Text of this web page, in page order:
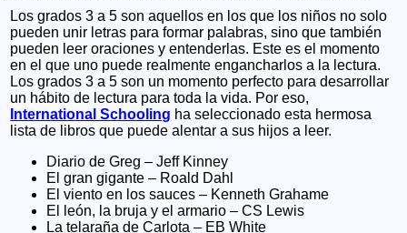
Los grados 3 a 5 son aquellos en los que los niños no solo
pueden unir letras para formar palabras, sino que también
pueden leer oraciones y entenderlas. Este es el momento
en el que uno puede realmente engancharlos a la lectura.
Los grados 3 a 5 son un momento perfecto para desarrollar
un hábito de lectura para toda la vida. Por eso,
International Schooling ha seleccionado esta hermosa
lista de libros que puede alentar a sus hijos a leer.
Diario de Greg – Jeff Kinney
El gran gigante – Roald Dahl
El viento en los sauces – Kenneth Grahame
El león, la bruja y el armario – CS Lewis
La telaraña de Carlota – EB White